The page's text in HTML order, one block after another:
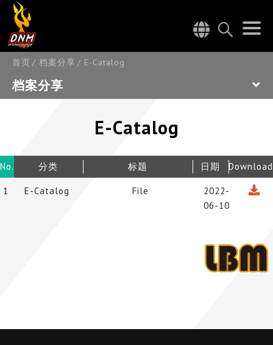
首页 档案分享 E-Catalog
档案分享
E-Catalog
No. 分类 标题 日期 Download
1 E-Catalog File
2022-
06-10